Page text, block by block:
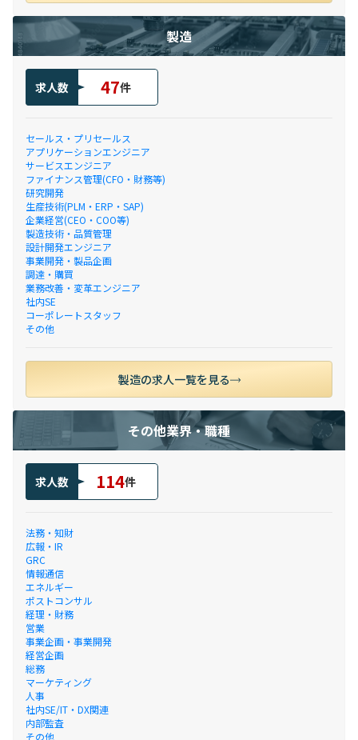
製造
求人数 47件
セールス・プリセールス
アプリケーションエンジニア
サービスエンジニア
ファイナンス管理(CFO・財務等)
研究開発
生産技術(PLM・ERP・SAP)
企業経営(CEO・COO等)
製造技術・品質管理
設計開発エンジニア
事業開発・製品企画
調達・購買
業務改善・変革エンジニア
社内SE
コーポレートスタッフ
その他
製造の求人一覧を見る
その他業界・職種
求人数 114件
法務・知財
広報・IR
GRC
情報通信
エネルギー
ポストコンサル
経理・財務
営業
事業企画・事業開発
経営企画
総務
マーケティング
人事
社内SE/IT・DX関連
内部監査
その他